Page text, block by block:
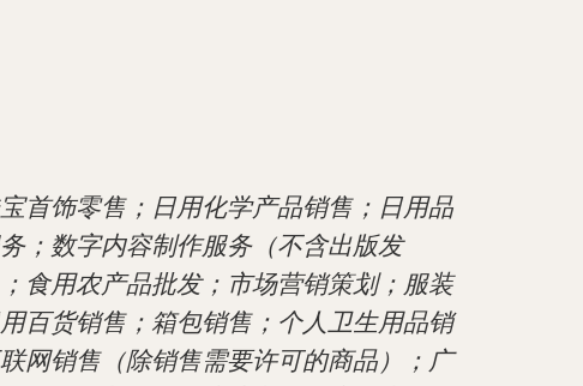
首饰零售；日用化学产品销售；日用品
；数字内容制作服务（不含出版发
食用农产品批发；市场营销策划；服装
百货销售；箱包销售；个人卫生用品销
网销售（除销售需要许可的商品）；广